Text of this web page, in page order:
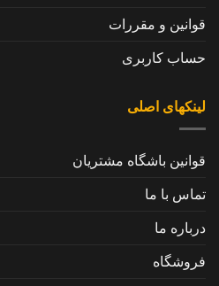
قوانین و مقررات
حساب کاربری
لینکهای اصلی
قوانین باشگاه مشتریان
تماس با ما
درباره ما
فروشگاه